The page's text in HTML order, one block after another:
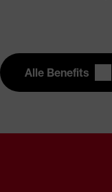
Alle Benefits